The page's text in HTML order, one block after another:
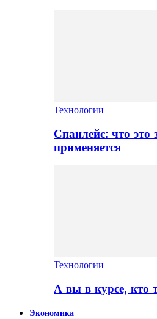
Технологии
Спанлейс: что это
применяется
Технологии
А вы в курсе, кто
Экономика